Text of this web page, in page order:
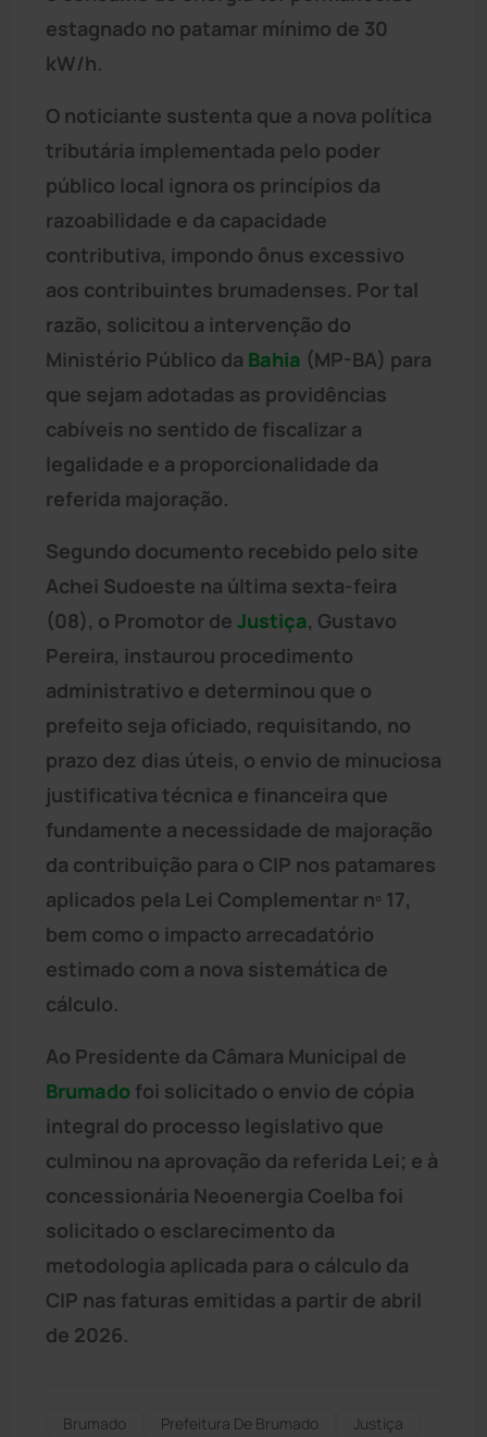
estagnado no patamar mínimo de 30
kW/h.
O noticiante sustenta que a nova política
tributária implementada pelo poder
público local ignora os princípios da
razoabilidade e da capacidade
contributiva, impondo ônus excessivo
aos contribuintes brumadenses. Por tal
razão, solicitou a intervenção do
Ministério Público da Bahia (MP-BA) para
que sejam adotadas as providências
cabíveis no sentido de fiscalizar a
legalidade e a proporcionalidade da
referida majoração.
Segundo documento recebido pelo site
Achei Sudoeste na última sexta-feira
(08), o Promotor de Justiça, Gustavo
Pereira, instaurou procedimento
administrativo e determinou que o
prefeito seja oficiado, requisitando, no
prazo dez dias úteis, o envio de minuciosa
justificativa técnica e financeira que
fundamente a necessidade de majoração
da contribuição para o CIP nos patamares
aplicados pela Lei Complementar nº 17,
bem como o impacto arrecadatório
estimado com a nova sistemática de
cálculo.
Ao Presidente da Câmara Municipal de
Brumado foi solicitado o envio de cópia
integral do processo legislativo que
culminou na aprovação da referida Lei; e à
concessionária Neoenergia Coelba foi
solicitado o esclarecimento da
metodologia aplicada para o cálculo da
CIP nas faturas emitidas a partir de abril
de 2026.
Brumado Prefeitura De Brumado
Justiça